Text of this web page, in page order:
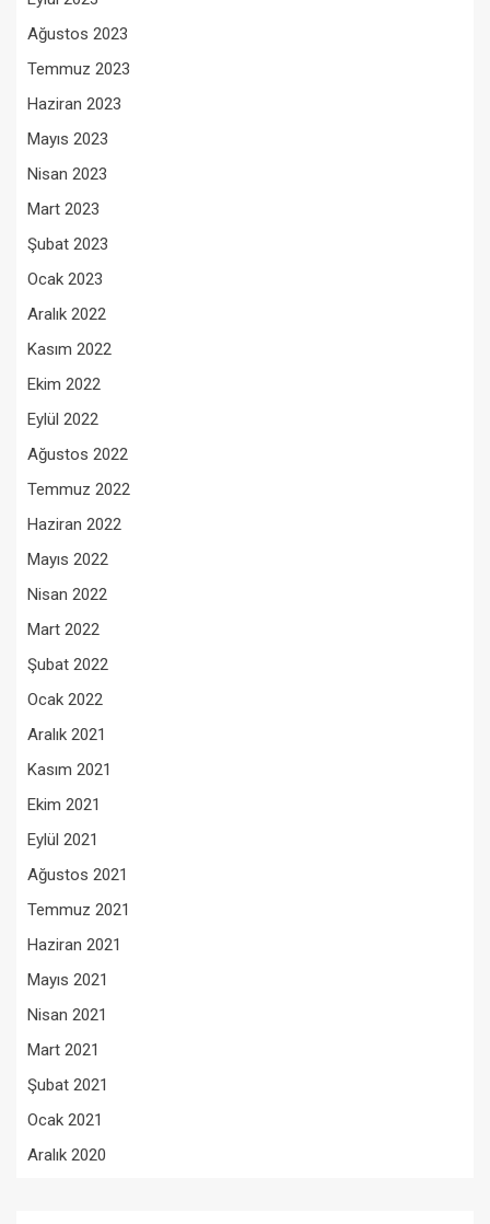
Ağustos 2023
Temmuz 2023
Haziran 2023
Mayıs 2023
Nisan 2023
Mart 2023
Şubat 2023
Ocak 2023
Aralık 2022
Kasım 2022
Ekim 2022
Eylül 2022
Ağustos 2022
Temmuz 2022
Haziran 2022
Mayıs 2022
Nisan 2022
Mart 2022
Şubat 2022
Ocak 2022
Aralık 2021
Kasım 2021
Ekim 2021
Eylül 2021
Ağustos 2021
Temmuz 2021
Haziran 2021
Mayıs 2021
Nisan 2021
Mart 2021
Şubat 2021
Ocak 2021
Aralık 2020